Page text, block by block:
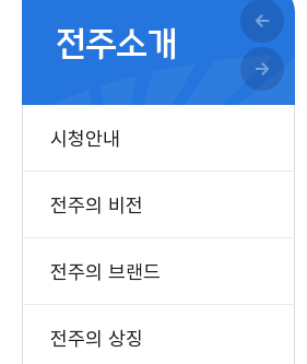
전주소개
시청안내
전주의 비전
전주의 브랜드
전주의 상징